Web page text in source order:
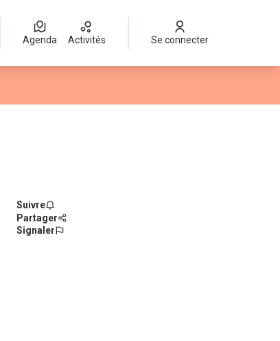
Agenda Activités Se connecter
Suivre
Partager
Signaler